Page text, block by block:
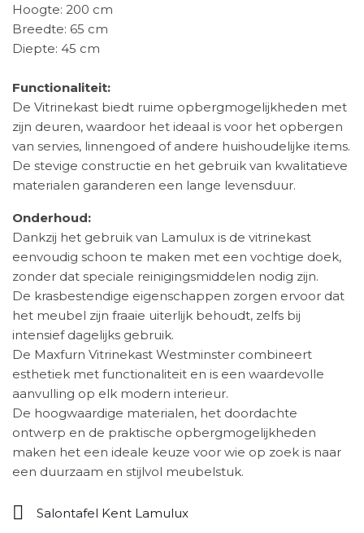
Hoogte: 200 cm
Breedte: 65 cm
Diepte: 45 cm
Functionaliteit:
De Vitrinekast biedt ruime opbergmogelijkheden met
zijn deuren, waardoor het ideaal is voor het opbergen
van servies, linnengoed of andere huishoudelijke items.
De stevige constructie en het gebruik van kwalitatieve
materialen garanderen een lange levensduur.
Onderhoud:
Dankzij het gebruik van Lamulux is de vitrinekast
eenvoudig schoon te maken met een vochtige doek,
zonder dat speciale reinigingsmiddelen nodig zijn.
De krasbestendige eigenschappen zorgen ervoor dat
het meubel zijn fraaie uiterlijk behoudt, zelfs bij
intensief dagelijks gebruik.
De Maxfurn Vitrinekast Westminster combineert
esthetiek met functionaliteit en is een waardevolle
aanvulling op elk modern interieur.
De hoogwaardige materialen, het doordachte
ontwerp en de praktische opbergmogelijkheden
maken het een ideale keuze voor wie op zoek is naar
een duurzaam en stijlvol meubelstuk.
Salontafel Kent Lamulux